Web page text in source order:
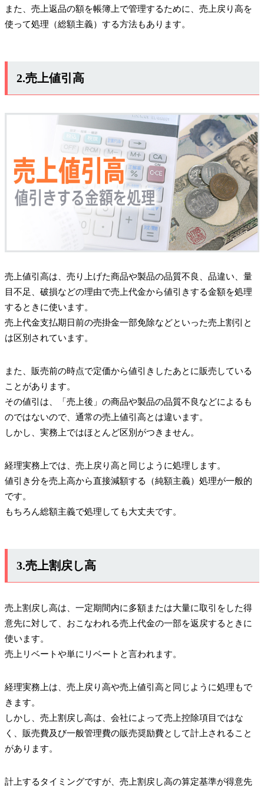
また、売上返品の額を帳簿上で管理するために、売上戻り高を
使って処理（総額主義）する方法もあります。
2.売上値引高
売上値引高は、売り上げた商品や製品の品質不良、品違い、量
目不足、破損などの理由で売上代金から値引きする金額を処理
するときに使います。
売上代金支払期日前の売掛金一部免除などといった売上割引と
は区別されています。
また、販売前の時点で定価から値引きしたあとに販売している
ことがあります。
その値引は、「売上後」の商品や製品の品質不良などによるも
のではないので、通常の売上値引高とは違います。
しかし、実務上ではほとんど区別がつきません。
経理実務上では、売上戻り高と同じように処理します。
値引き分を売上高から直接減額する（純額主義）処理が一般的
です。
もちろん総額主義で処理しても大丈夫です。
3.売上割戻し高
売上割戻し高は、一定期間内に多額または大量に取引をした得
意先に対して、おこなわれる売上代金の一部を返戻するときに
使います。
売上リベートや単にリベートと言われます。
経理実務上は、売上戻り高や売上値引高と同じように処理もで
きます。
しかし、売上割戻し高は、会社によって売上控除項目ではな
く、販売費及び一般管理費の販売奨励費として計上されること
があります。
計上するタイミングですが、売上割戻し高の算定基準が得意先